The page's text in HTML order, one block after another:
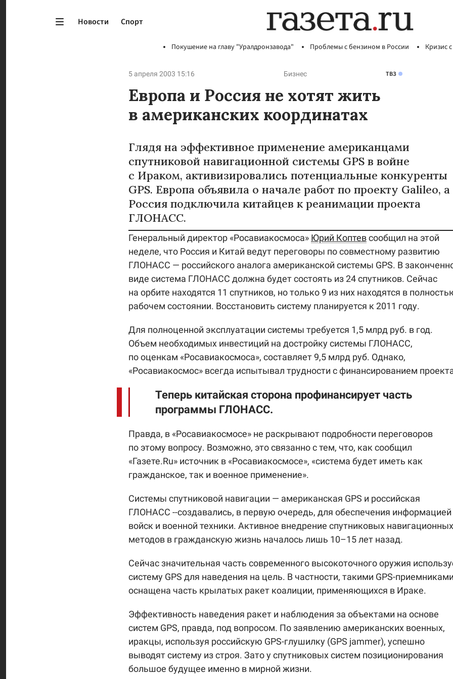
Новости Спорт
Покушение на главу "Уралдронзавода" Проблемы с бензином в России Кризис
5 апреля 2003 15:16 Бизнес ТВЗ
Европа и Россия не хотят жить
в американских координатах
Глядя на эффективное применение американцами
спутниковой навигационной системы GPS в войне
с Ираком, активизировались потенциальные конкуренты
GPS. Европа объявила о начале работ по проекту Galileo, а
Россия подключила китайцев к реанимации проекта
ГЛОНАСС.
Генеральный директор «Росавиакосмоса» Юрий Коптевсообщил на этой
неделе, что Россия и Китай ведут переговоры по совместному развитию
ГЛОНАСС — российского аналога американской системы GPS. В
виде система ГЛОНАСС должна будет состоять из 24 спутников. Сейчас
на орбите находятся 11 спутников, но только 9 из них находятся в
рабочем состоянии. Восстановить систему планируется к 2011 году.
Для полноценной эксплуатации системы требуется 1,5 млрд руб. в год.
Объем необходимых инвестиций на достройку системы ГЛОНАСС,
по оценкам «Росавиакосмоса», составляет 9,5 млрд руб. Однако,
«Росавиакосмос» всегда испытывал трудности с финансированием
Теперь китайская сторона профинансирует часть
программы ГЛОНАСС.
Правда, в «Росавиакосмосе» не раскрывают подробности переговоров
по этому вопросу. Возможно, это связанно с тем, что, как сообщил
«Газете.Ru» источник в «Росавиакосмосе», «система будет иметь как
гражданское, так и военное применение».
Системы спутниковой навигации — американская GPS и российская
ГЛОНАСС --создавались, в первую очередь, для обеспечения информацией
войск и военной техники. Активное внедрение спутниковых навигационных
методов в гражданскую жизнь началось лишь 10–15 лет назад.
Сейчас значительная часть современного высокоточного оружия
систему GPS для наведения на цель. В частности, такими GPS-приемниками
оснащена часть крылатых ракет коалиции, применяющихся в Ираке.
Эффективность наведения ракет и наблюдения за объектами на основе
систем GPS, правда, под вопросом. По заявлению американских военных,
иракцы, используя российскую GPS-глушилку (GPS jammer), успешно
выводят систему из строя. Зато у спутниковых систем позиционирования
большое будущее именно в мирной жизни.